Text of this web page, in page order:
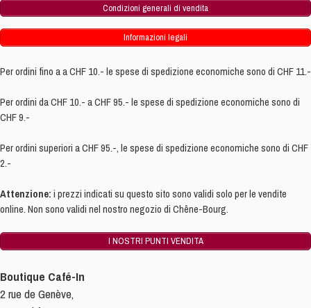
Condizioni generali di vendita
Informazioni legali
Per ordini fino a a CHF 10.- le spese di spedizione economiche sono di CHF 11.-
Per ordini da CHF 10.- a CHF 95.- le spese di spedizione economiche sono di
CHF 9.-
Per ordini superiori a CHF 95.-, le spese di spedizione economiche sono di CHF
2.-
Attenzione: i prezzi indicati su questo sito sono validi solo per le vendite
online. Non sono validi nel nostro negozio di Chêne-Bourg.
I NOSTRI PUNTI VENDITA
Boutique Café-In
2 rue de Genève,